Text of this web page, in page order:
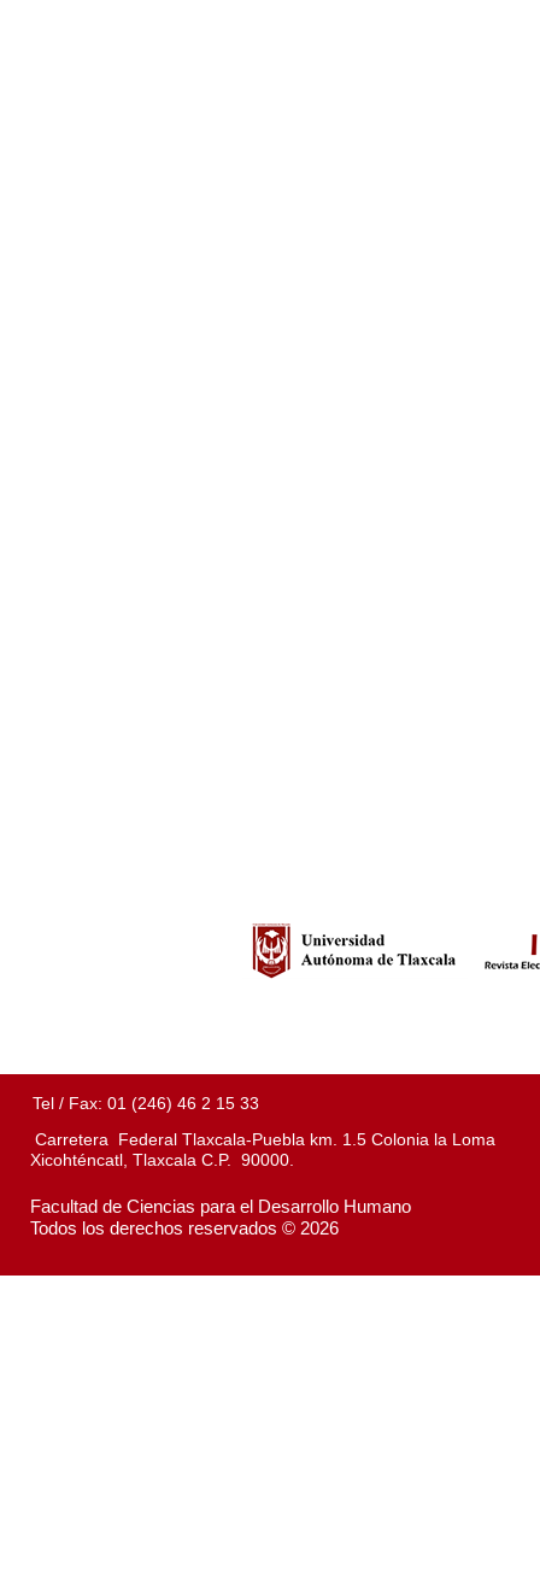
Tel / Fax: 01 (246) 46 2 15 33
Carretera Federal Tlaxcala-Puebla km. 1.5 Colonia la Loma
Xicohténcatl, Tlaxcala C.P. 90000.
Facultad de Ciencias para el Desarrollo Humano
Todos los derechos reservados © 2026